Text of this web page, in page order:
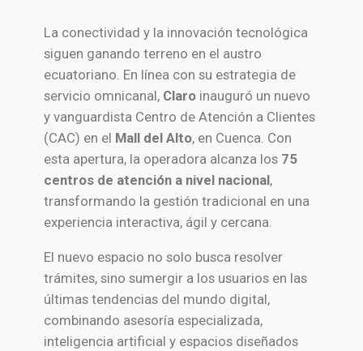
La conectividad y la innovación tecnológica
siguen ganando terreno en el austro
ecuatoriano. En línea con su estrategia de
servicio omnicanal, Claroinauguró un nuevo
y vanguardista Centro de Atención a Clientes
(CAC) en el Mall del Alto, en Cuenca. Con
esta apertura, la operadora alcanza los 75
centros de atención a nivel nacional,
transformando la gestión tradicional en una
experiencia interactiva, ágil y cercana.
El nuevo espacio no solo busca resolver
trámites, sino sumergir a los usuarios en las
últimas tendencias del mundo digital,
combinando asesoría especializada,
inteligencia artificial y espacios diseñados